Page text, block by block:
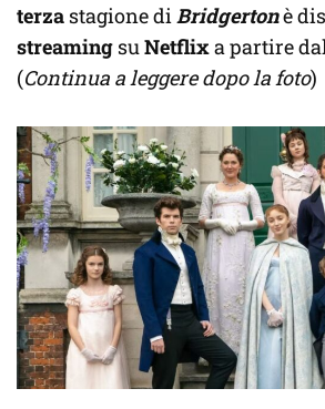
terza stagione diBridgertonè
streaming suNetflixa partire
(Continua a leggere dopo la foto)